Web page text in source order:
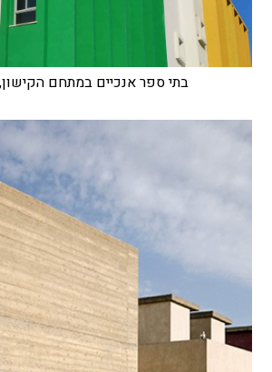
בתי ספר אנכיים במתחם